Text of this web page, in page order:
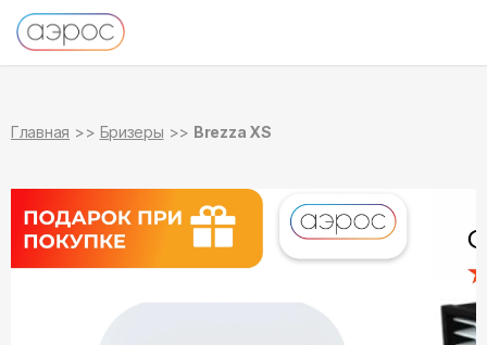
Главная Бризеры Brezza XS
в наличии